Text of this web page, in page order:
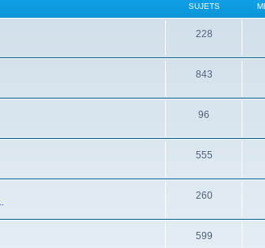
SUJETS
228
843
96
555
260
599